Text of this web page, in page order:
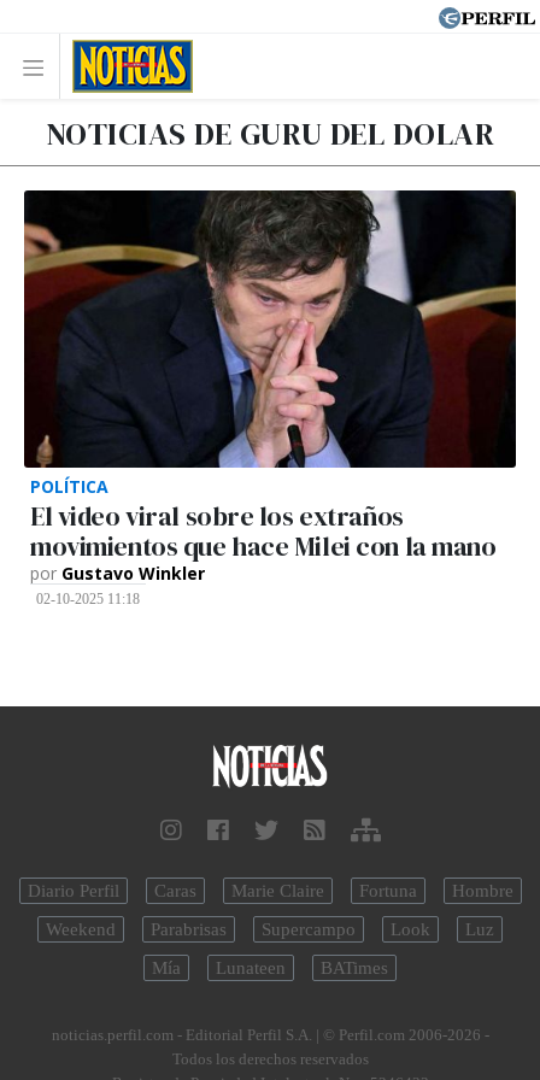
NOTICIAS DE GURU DEL DOLAR
POLÍTICA
El video viral sobre los extraños
movimientos que hace Milei con la mano
por Gustavo Winkler
02-10-2025 11:18
Diario Perfil Caras Marie Claire Fortuna
Hombre
Weekend
Parabrisas Supercampo Look
Luz
Mía
Lunateen BATimes
noticias.perfil.com - Editorial Perfil S.A. | © Perfil.com 2006-2026 -
Todos los derechos reservados